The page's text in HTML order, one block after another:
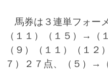
馬券は３連単フォー
（１１）（１５）→（
（９）（１１）（１２
７）２７点、（５）→